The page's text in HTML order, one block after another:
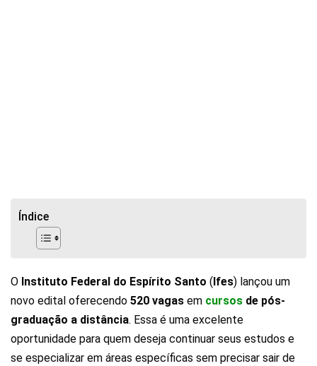
Índice
O Instituto Federal do Espírito Santo (Ifes) lançou um
novo edital oferecendo 520 vagas em cursos de pós-
graduação a distância. Essa é uma excelente
oportunidade para quem deseja continuar seus estudos e
se especializar em áreas específicas sem precisar sair de